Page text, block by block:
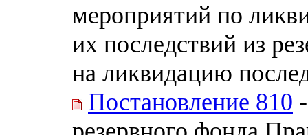
мероприятий по
их последствий из
на ликвидацию
Постановление 810